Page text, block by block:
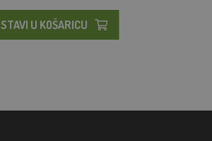
STAVI U KOŠARICU